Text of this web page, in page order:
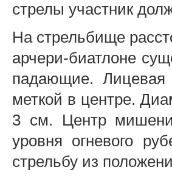
стрелы участник
На стрельбище
арчери-биатлоне
падающие.
меткой в центре.
3 см. Центр
уровня огневого
стрельбу из